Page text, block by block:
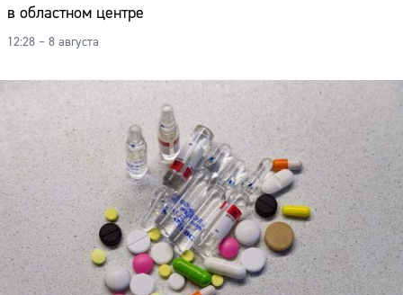
в областном центре
12:28 – 8 августа